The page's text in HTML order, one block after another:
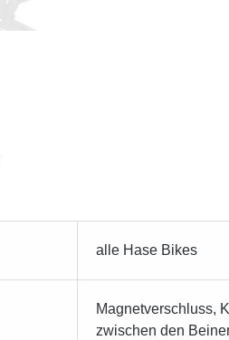
alle Hase Bikes
Magnetverschluss,
zwischen den